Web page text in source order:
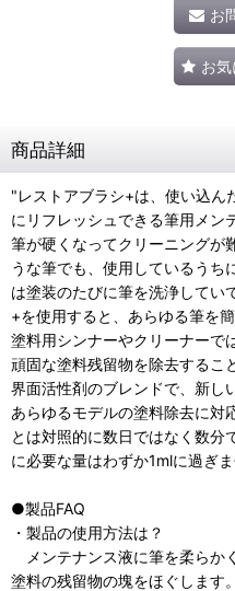
お
お
商品詳細
"レストアブラシ+は、使い込ん
にリフレッシュできる筆用メン
筆が硬くなってクリーニング
うな筆でも、使用しているうち
は塗装のたびに筆を洗浄してい
+を使用すると、あらゆる筆を
塗料用シンナーやクリーナーで
頑固な塗料残留物を除去するこ
界面活性剤のブレンドで、新し
あらゆるモデルの塗料除去に対
とは対照的に数日ではなく数分
に必要な量はわずか1mlに過ぎま
●製品FAQ
・製品の使用方法は？
メンテナンス液に筆を柔らか
塗料の残留物の塊をほぐします